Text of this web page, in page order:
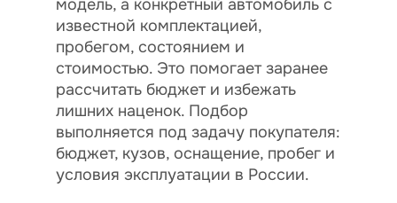
модель, а конкретный автомобиль с
известной комплектацией,
пробегом, состоянием и
стоимостью. Это помогает заранее
рассчитать бюджет и избежать
лишних наценок. Подбор
выполняется под задачу покупателя:
бюджет, кузов, оснащение, пробег и
условия эксплуатации в России.